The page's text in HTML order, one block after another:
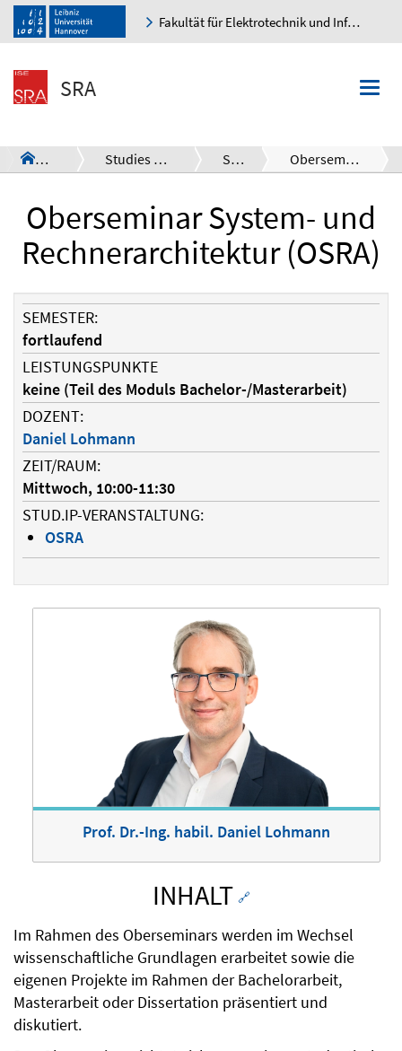
Fakultät für Elektrotechnik und Informatik
SRA
a Studies Overview SS21 Oberseminar SRA
Oberseminar System- und
Rechnerarchitektur (OSRA)
SEMESTER:
fortlaufend
LEISTUNGSPUNKTE
keine (Teil des Moduls Bachelor-/Masterarbeit)
DOZENT:
Daniel Lohmann
ZEIT/RAUM:
Mittwoch, 10:00-11:30
STUD.IP-VERANSTALTUNG:
OSRA
Prof. Dr.-Ing. habil. Daniel Lohmann
INHALT 🔗
Im Rahmen des Oberseminars werden im Wechsel
wissenschaftliche Grundlagen erarbeitet sowie die
eigenen Projekte im Rahmen der Bachelorarbeit,
Masterarbeit oder Dissertation präsentiert und
diskutiert.